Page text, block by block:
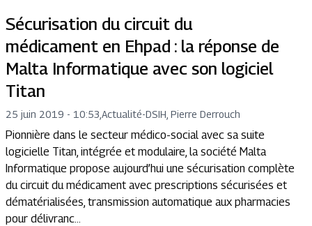
Sécurisation du circuit du
médicament en Ehpad : la réponse de
Malta Informatique avec son logiciel
Titan
25 juin 2019 - 10:53 Actualité-DSIH, Pierre Derrouch
Pionnière dans le secteur médico-social avec sa suite
logicielle Titan, intégrée et modulaire, la société Malta
Informatique propose aujourd’hui une sécurisation complète
du circuit du médicament avec prescriptions sécurisées et
dématérialisées, transmission automatique aux pharmacies
pour délivranc...